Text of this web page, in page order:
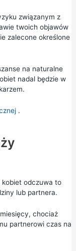
związanym z
twoich objawów
zalecone określone
na naturalne
nadal będzie w
.
odczuwa to
lub partnera.
chociaż
partnerowi czas na